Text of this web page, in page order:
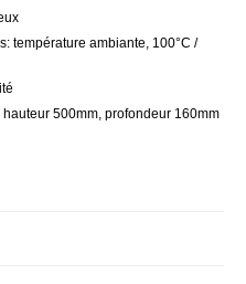
température ambiante, 100°C /
500mm, profondeur 160mm